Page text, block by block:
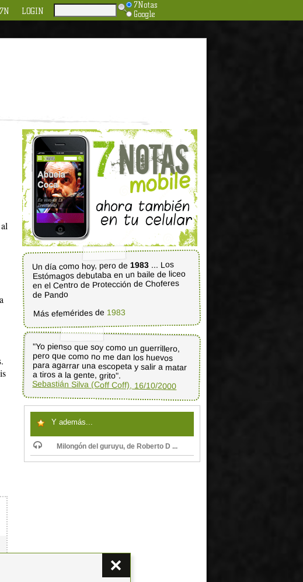
LOGIN
7Notas
Google
Un día como hoy, pero de1983 ... Los
Estómagos debutaba en un baile de liceo
en el Centro de Protección de Choferes
de Pando
Más efemérides de 1983
"Yo pienso que soy como un guerrillero,
pero que como no me dan los huevos
para agarrar una escopeta y salir a matar
a tiros a la gente, grito".
Sebastián Silva (Coff Coff), 16/10/2000
Y además...
Milongón del guruyu, de Roberto D ...